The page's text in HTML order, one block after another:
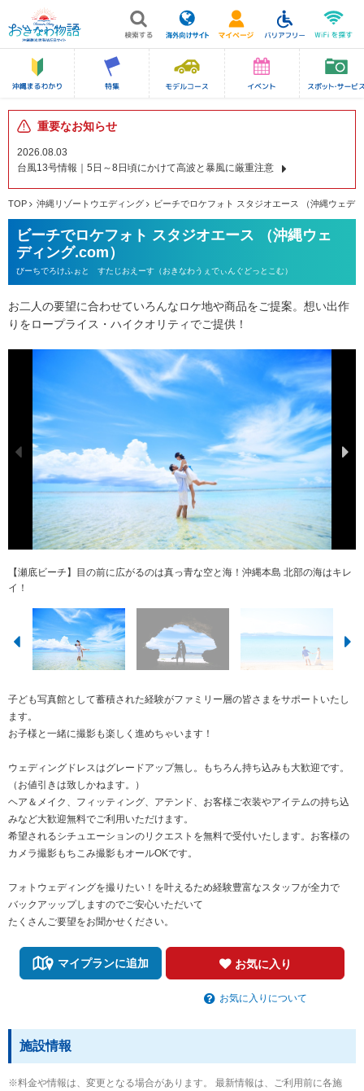
重要なお知らせ
2026.08.03
台風13号情報｜5日～8日頃にかけて高波と暴風に厳重注意
TOP 沖縄リゾートウエディング ビーチでロケフォト スタジオエース （沖縄ウェデ
ビーチでロケフォト スタジオエース （沖縄ウェ
ディング.com）
びーちでろけふぉと すたじおえーす（おきなわうぇでぃんぐどっとこむ）
お二人の要望に合わせていろんなロケ地や商品をご提案。想い出作
りをロープライス・ハイクオリティでご提供！
【瀬底ビーチ】目の前に広がるのは真っ青な空と海！沖縄本島 北部の海はキレ
イ！
沖縄県、瀬底ビーチ❤️で撮れちゃうこのカット！きのこに見えますよね！
【名護】２１世紀の森ビーチ♪ 撮影後、美ら海水族館や古宇利島など周辺には
観光地がたくさん♪
【北谷町 アラハビーチ】パパとママと一緒に！お子様ドレス＆タキシードも
ご用意♪（別途）
【名護市】沖縄の古民家で自然体で思い出作り
【備瀬 フクギ並木】フクギ並木では時間がゆっくり流れます。
【恩納村】水平線にしずむ夕日をバックにシルエット（サンセット）
【かりゆしウェア】かりゆしウェアを着てペアフォトを♪
子ども写真館として蓄積された経験がファミリー層の皆さまをサポートいたし
ます。
お子様と一緒に撮影も楽しく進めちゃいます！
ウェディングドレスはグレードアップ無し。もちろん持ち込みも大歓迎です。
（お値引きは致しかねます。）
ヘア＆メイク、フィッティング、アテンド、お客様ご衣装やアイテムの持ち込
みなど大歓迎無料でご利用いただけます。
希望されるシチュエーションのリクエストを無料で受付いたします。お客様の
カメラ撮影もちこみ撮影もオールOKです。
フォトウェディングを撮りたい！を叶えるため経験豊富なスタッフが全力で
バックアッップしますのでご安心いただいて
たくさんご要望をお聞かせください。
マイプランに追加 お気に入り
お気に入りについて
施設情報
※料金や情報は、変更となる場合があります。 最新情報は、ご利用前に各施